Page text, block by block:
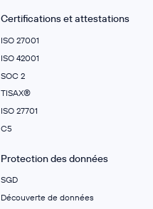
Certifications et attestations
ISO 27001
ISO 42001
SOC 2
TISAX®
ISO 27701
C5
Protection des données
SGD
Découverte de données